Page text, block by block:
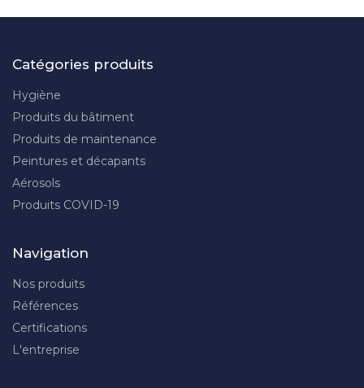
Catégories produits
Hygiène
Produits du bâtiment
Produits de maintenance
Peintures et décapants
Aérosols
Produits COVID-19
Navigation
Nos produits
Références
Certifications
L'entreprise